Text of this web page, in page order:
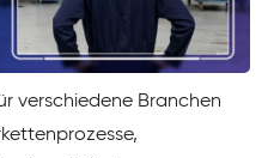
verschiedene Branchen